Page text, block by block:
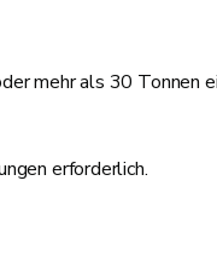
mehr als 30 Tonnen
erforderlich.